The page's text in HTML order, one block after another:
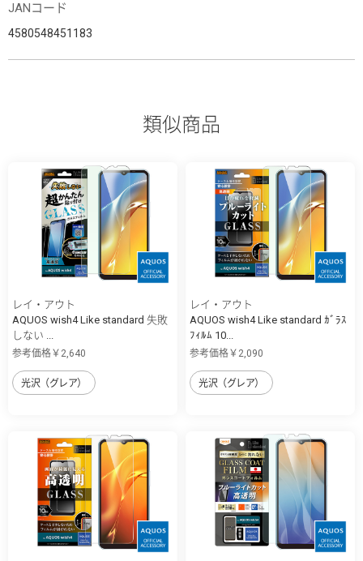
JANコード
4580548451183
類似商品
レイ・アウト
AQUOS wish4 Like standard 失敗
しない ...
参考価格￥2,640
光沢（グレア）
レイ・アウト
AQUOS wish4 Like standard ｶﾞﾗｽ
ﾌｨﾙﾑ 10...
参考価格￥2,090
光沢（グレア）